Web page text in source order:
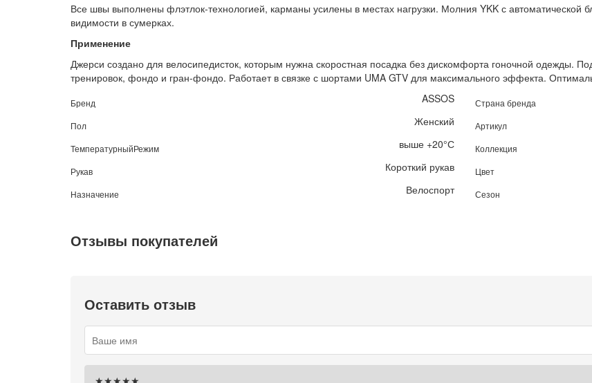
Все швы выполнены флэтлок-технологией, карманы усилены в местах нагрузки. Молния YKK с автоматической
видимости в сумерках.
Применение
Джерси создано для велосипедисток, которым нужна скоростная посадка без дискомфорта гоночной одежды.
тренировок, фондо и гран-фондо. Работает в связке с шортами UMA GTV для максимального эффекта.
Бренд ASSOS Страна бренда
Пол Женский Артикул
ТемпературныйРежим выше +20°С Коллекция
Рукав Короткий рукав Цвет
Назначение Велоспорт Сезон
Отзывы покупателей
Оставить отзыв